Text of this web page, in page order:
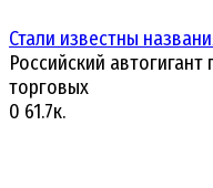
Стали известны
Российский
торговых
0 61.7к.